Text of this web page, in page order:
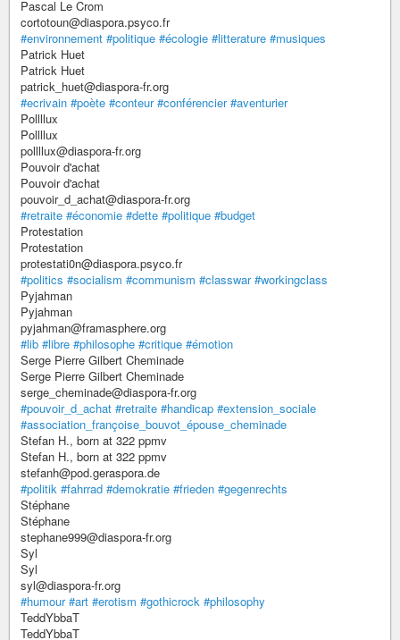
Pascal Le Crom
cortotoun@diaspora.psyco.fr
#environnement #politique #écologie #litterature #musiques
Patrick Huet
Patrick Huet
patrick_huet@diaspora-fr.org
#ecrivain #poète #conteur #conférencier #aventurier
Pollllux
Pollllux
pollllux@diaspora-fr.org
Pouvoir d'achat
Pouvoir d'achat
pouvoir_d_achat@diaspora-fr.org
#retraite #économie #dette #politique #budget
Protestation
Protestation
protestati0n@diaspora.psyco.fr
#politics #socialism #communism #classwar #workingclass
Pyjahman
Pyjahman
pyjahman@framasphere.org
#lib #libre #philosophe #critique #émotion
Serge Pierre Gilbert Cheminade
Serge Pierre Gilbert Cheminade
serge_cheminade@diaspora-fr.org
#pouvoir_d_achat #retraite #handicap #extension_sociale
#association_françoise_bouvot_épouse_cheminade
Stefan H., born at 322 ppmv
Stefan H., born at 322 ppmv
stefanh@pod.geraspora.de
#politik #fahrrad #demokratie #frieden #gegenrechts
Stéphane
Stéphane
stephane999@diaspora-fr.org
Syl
Syl
syl@diaspora-fr.org
#humour #art #erotism #gothicrock #philosophy
TeddYbbaT
TeddYbbaT